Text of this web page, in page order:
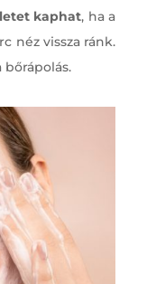
kaphat, ha a
néz vissza ránk.